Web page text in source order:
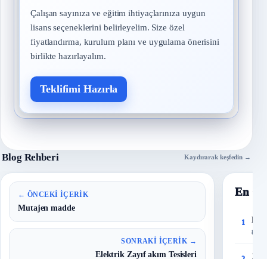
Çalışan sayınıza ve eğitim ihtiyaçlarınıza uygun
lisans seçeneklerini belirleyelim. Size özel
fiyatlandırma, kurulum planı ve uygulama önerisini
birlikte hazırlayalım.
Teklifimi Hazırla
Blog Rehberi Kaydırarak keşfedin →
← ÖNCEKI İÇERIK
Mutajen madde
SONRAKI İÇERIK →
Elektrik Zayıf akım Tesisleri
En
1
8
150